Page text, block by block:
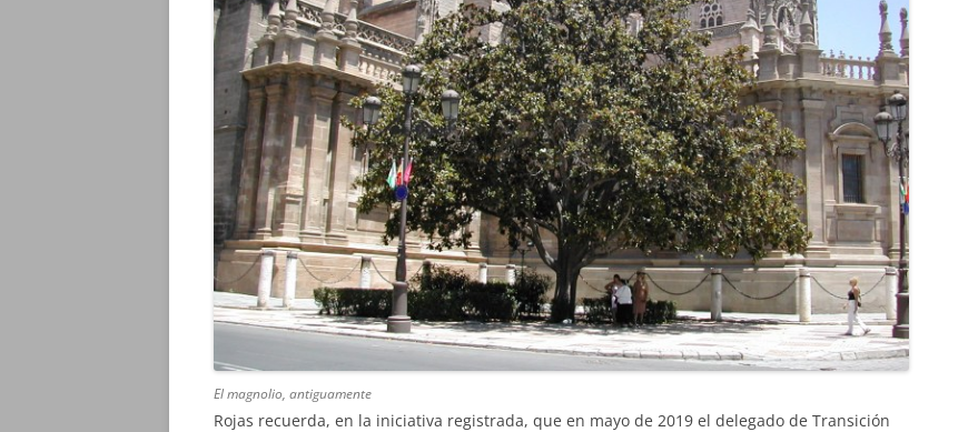
El magnolio, antiguamente
Rojas recuerda, en la iniciativa registrada, que en mayo de 2019 el delegado de Transición